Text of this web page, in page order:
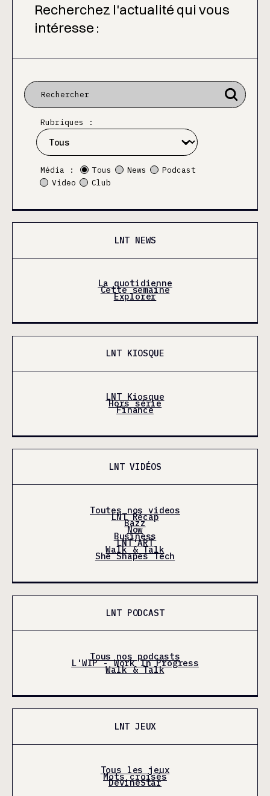
Recherchez l'actualité qui vous
intéresse :
Rubriques :
Média : Tous News
Podcast
Video
Club
LNT NEWS
La quotidienne
Cette semaine
Explorer
LNT KIOSQUE
LNT Kiosque
Hors série
Finance
LNT VIDÉOS
Toutes nos videos
LNT Récap
Bazz
Now
Business
LNT'ART
Walk & Talk
She Shapes Tech
LNT PODCAST
Tous nos podcasts
L'WIP - Work In Progress
Walk & Talk
LNT JEUX
Tous les jeux
Mots croisés
DevineStar